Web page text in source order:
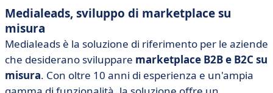
Medialeads, sviluppo di marketplace su
misura
Medialeads è la soluzione di riferimento per le aziende
che desiderano sviluppare marketplace B2B e B2C su
misura. Con oltre 10 anni di esperienza e un'ampia